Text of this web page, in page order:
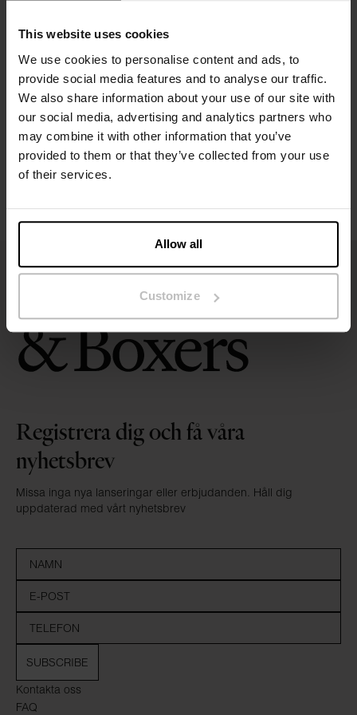
This website uses cookies
We use cookies to personalise content and ads, to
provide social media features and to analyse our traffic.
We also share information about your use of our site with
our social media, advertising and analytics partners who
may combine it with other information that you’ve
provided to them or that they’ve collected from your use
of their services.
Allow all
Customize
Specifikation
Storleksguide
Tvättråd
Kontakta oss
FAQ
Registrera dig och få våra
nyhetsbrev
Missa inga nya lanseringar eller erbjudanden. Håll dig
uppdaterad med vårt nyhetsbrev
SUBSCRIBE